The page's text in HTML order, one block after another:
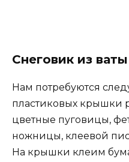
Снеговик из ваты
Нам потребуются
пластиковых крышки
цветные пуговицы,
ножницы, клеевой
На крышки клеим